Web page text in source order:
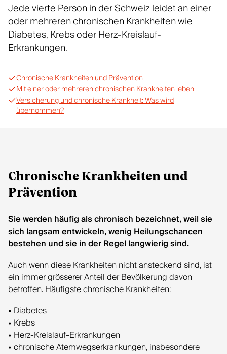
Jede vierte Person in der Schweiz leidet an einer
oder mehreren chronischen Krankheiten wie
Diabetes, Krebs oder Herz-Kreislauf-
Erkrankungen.
Chronische Krankheiten und Prävention
Mit einer oder mehreren chronischen Krankheiten leben
Versicherung und chronische Krankheit: Was wird
übernommen?
Chronische Krankheiten und
Prävention
Sie werden häufig als chronisch bezeichnet, weil sie
sich langsam entwickeln, wenig Heilungschancen
bestehen und sie in der Regel langwierig sind.
Auch wenn diese Krankheiten nicht ansteckend sind, ist
ein immer grösserer Anteil der Bevölkerung davon
betroffen. Häufigste chronische Krankheiten:
• Diabetes
• Krebs
• Herz-Kreislauf-Erkrankungen
• chronische Atemwegserkrankungen, insbesondere